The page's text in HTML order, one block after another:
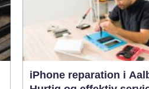
iPhone reparation i